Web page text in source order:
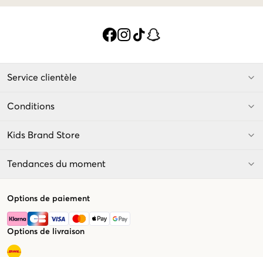
Service clientèle
Conditions
Kids Brand Store
Tendances du moment
Options de paiement
Options de livraison